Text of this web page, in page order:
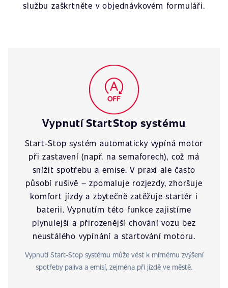
službu zaškrtněte v objednávkovém formuláři.
Vypnutí StartStop systému
Start-Stop systém automaticky vypíná motor
při zastavení (např. na semaforech), což má
snížit spotřebu a emise. V praxi ale často
působí rušivě – zpomaluje rozjezdy, zhoršuje
komfort jízdy a zbytečně zatěžuje startér i
baterii. Vypnutím této funkce zajistíme
plynulejší a přirozenější chování vozu bez
neustálého vypínání a startování motoru.
Vypnutí Start-Stop systému může vést k mírnému zvýšení
spotřeby paliva a emisí, zejména při jízdě ve městě.